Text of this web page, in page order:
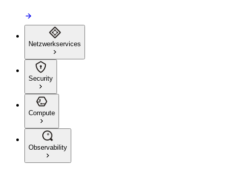
Netzwerkservices
Security
Compute
Observability